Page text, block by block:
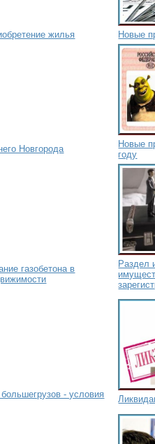
жилья Новые
Новгорода
Новые
году
газобетона в
Раздел
- условия